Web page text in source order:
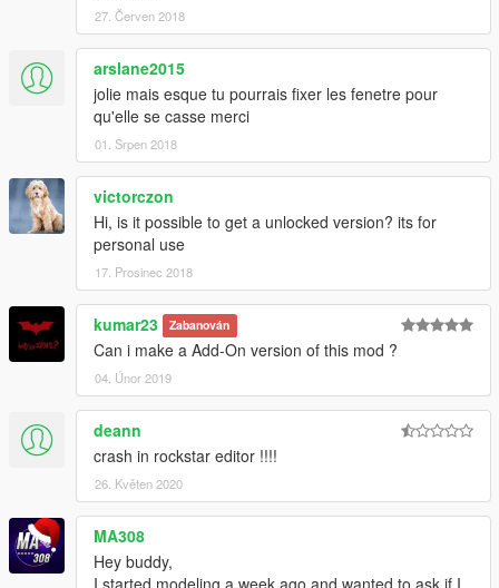
27. Červen 2018
arslane2015
jolie mais esque tu pourrais fixer les fenetre pour
qu'elle se casse merci
01. Srpen 2018
victorczon
Hi, is it possible to get a unlocked version? its for
personal use
17. Prosinec 2018
kumar23 Zabanován
Can i make a Add-On version of this mod ?
04. Únor 2019
deann
crash in rockstar editor !!!!
26. Květen 2020
MA308
Hey buddy,
I started modeling a week ago and wanted to ask if I